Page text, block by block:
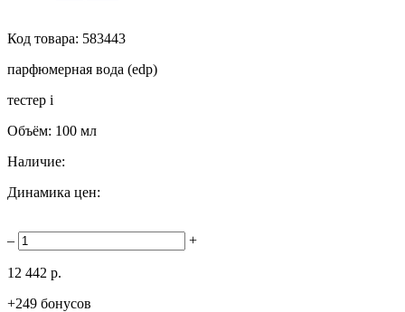
Код товара: 583443
парфюмерная вода (edp)
тестер i
Объём: 100 мл
Наличие:
Динамика цен:
– +
12 442 р.
+249 бонусов